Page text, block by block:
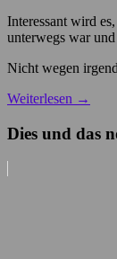
Interessant wird
unterwegs war
Nicht wegen
Weiterlesen →
Dies und das